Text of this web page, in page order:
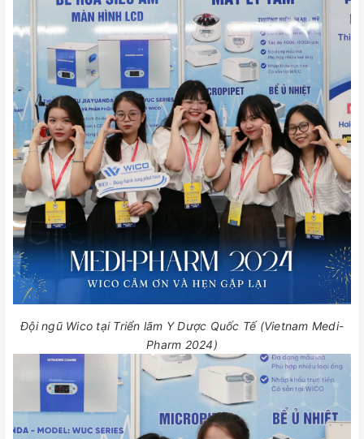
Đội ngũ Wico tại Triển lãm Y Dược Quốc Tế (Vietnam Medi-
Pharm 2024)